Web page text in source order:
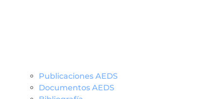
Publicaciones AEDS
Documentos AEDS